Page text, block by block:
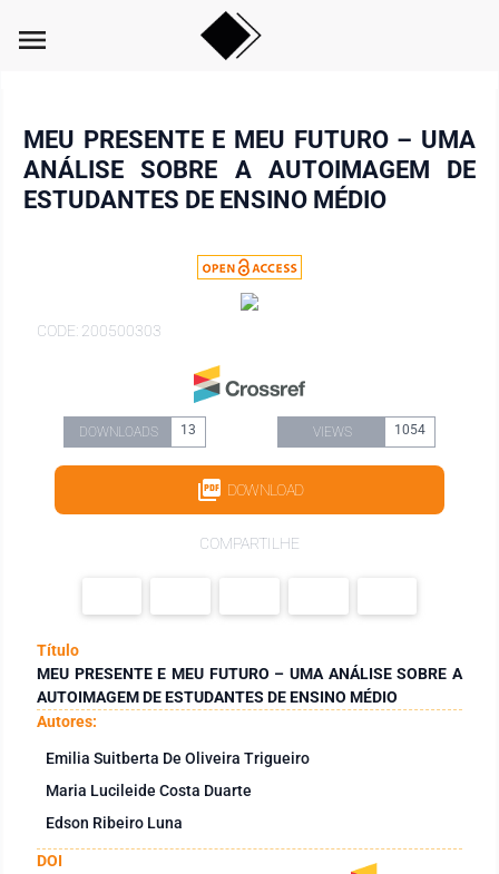
menu
MEU PRESENTE E MEU FUTURO – UMA
ANÁLISE SOBRE A AUTOIMAGEM DE
ESTUDANTES DE ENSINO MÉDIO
CODE: 200500303
DOWNLOADS 13 VIEWS 1054
DOWNLOAD
COMPARTILHE
Título
MEU PRESENTE E MEU FUTURO – UMA ANÁLISE SOBRE A
AUTOIMAGEM DE ESTUDANTES DE ENSINO MÉDIO
Autores:
Emilia Suitberta De Oliveira Trigueiro
Maria Lucileide Costa Duarte
Edson Ribeiro Luna
DOI